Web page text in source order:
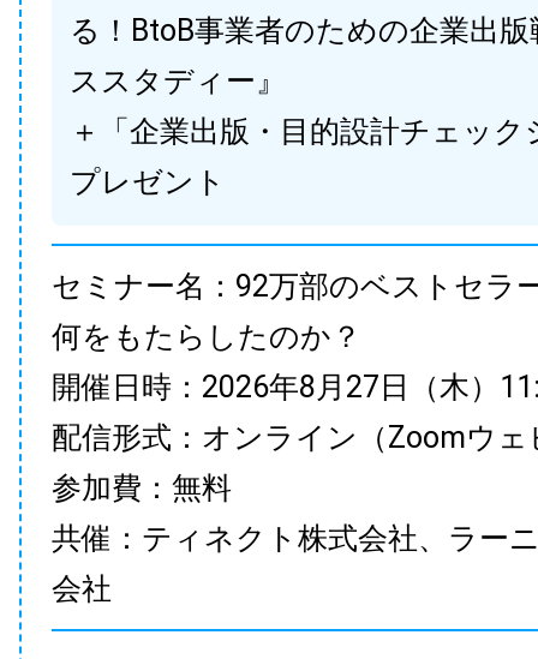
る！BtoB事業者のための企業出
ススタディー』
＋「企業出版・目的設計チェック
プレゼント
セミナー名：92万部のベストセラ
何をもたらしたのか？
開催日時：2026年8月27日（木）
配信形式：オンライン（Zoomウェ
参加費：無料
共催：ティネクト株式会社、ラー
会社